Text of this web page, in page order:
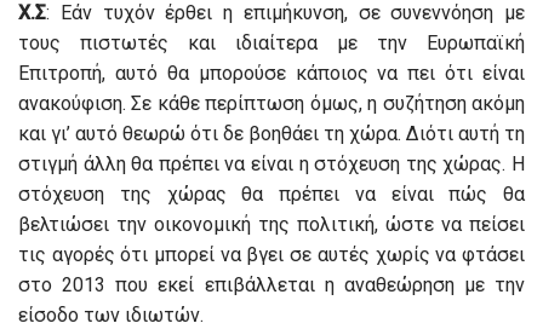
Χ.Σ: Εάν τυχόν έρθει η επιμήκυνση, σε συνεννόηση με
τους πιστωτές και ιδιαίτερα με την Ευρωπαϊκή
Επιτροπή, αυτό θα μπορούσε κάποιος να πει ότι είναι
ανακούφιση. Σε κάθε περίπτωση όμως, η συζήτηση ακόμη
και γι’ αυτό θεωρώ ότι δε βοηθάει τη χώρα. Διότι αυτή τη
στιγμή άλλη θα πρέπει να είναι η στόχευση της χώρας. Η
στόχευση της χώρας θα πρέπει να είναι πώς θα
βελτιώσει την οικονομική της πολιτική, ώστε να πείσει
τις αγορές ότι μπορεί να βγει σε αυτές χωρίς να φτάσει
στο 2013 που εκεί επιβάλλεται η αναθεώρηση με την
είσοδο των ιδιωτών.